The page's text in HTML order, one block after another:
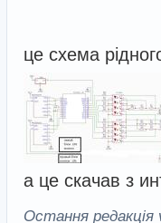
це схема
а це скачав з
Остання редакція